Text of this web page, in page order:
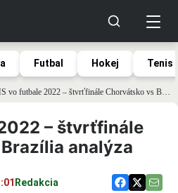
Futbal Hokej Tenis
MS vo futbale 2022 – štvrťfinále Chorvátsko vs Brazília analýza
– štvrťfinále
analýza
Redakcia